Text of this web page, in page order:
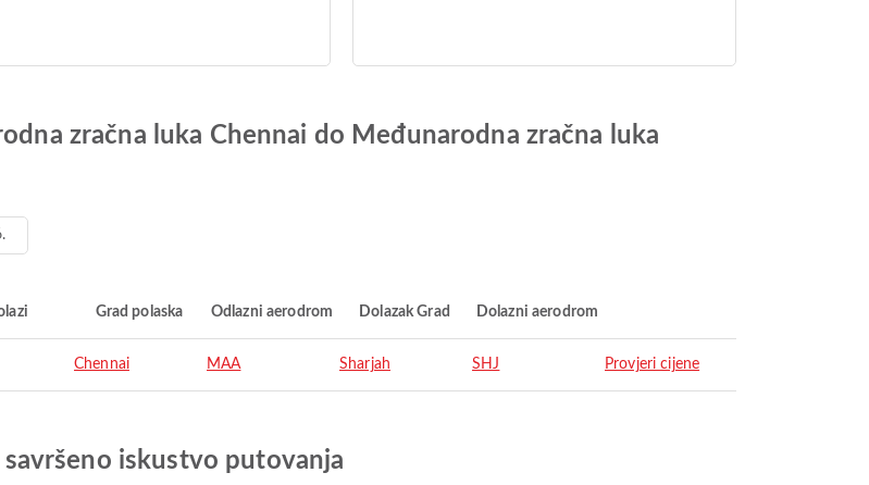
zračna luka Chennai do Međunarodna zračna luka
Grad polaska Odlazni aerodrom Dolazak Grad Dolazni aerodrom
Chennai MAA Sharjah SHJ Provjeri cijene
iskustvo putovanja